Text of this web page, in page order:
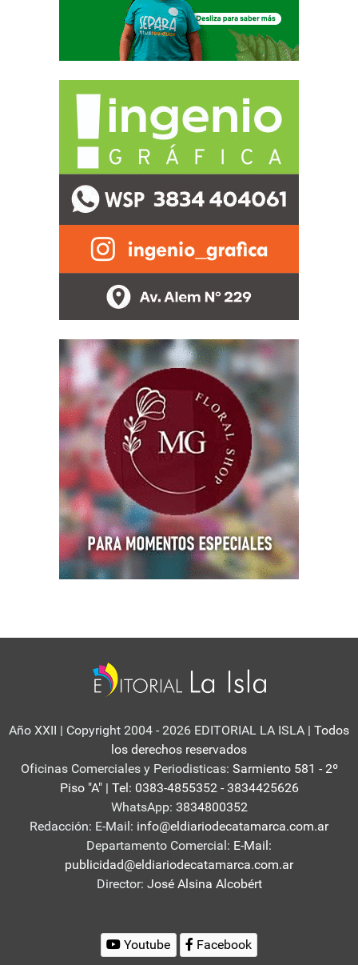
Año XXII | Copyright 2004 - 2026 EDITORIAL LA ISLA | Todos
los derechos reservados
Oficinas Comerciales y Periodisticas: Sarmiento 581 - 2º
Piso "A" | Tel: 0383-4855352 - 3834425626
WhatsApp: 3834800352
Redacción: E-Mail: info@eldiariodecatamarca.com.ar
Departamento Comercial: E-Mail:
publicidad@eldiariodecatamarca.com.ar
Director: José Alsina Alcobért
Youtube Facebook